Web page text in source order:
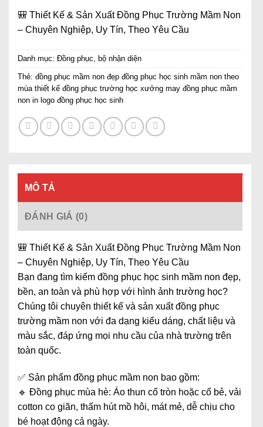
🎒 Thiết Kế & Sản Xuất Đồng Phục Trường Mầm Non
– Chuyên Nghiệp, Uy Tín, Theo Yêu Cầu
Danh mục: Đồng phục, bộ nhận diện
Thẻ: đồng phục mầm non đẹp đồng phục học sinh mầm non theo
mùa thiết kế đồng phục trường học xưởng may đồng phục mầm
non in logo đồng phục học sinh
MÔ TẢ
ĐÁNH GIÁ (0)
🎒 Thiết Kế & Sản Xuất Đồng Phục Trường Mầm Non
– Chuyên Nghiệp, Uy Tín, Theo Yêu Cầu
Bạn đang tìm kiếm đồng phục học sinh mầm non đẹp,
bền, an toàn và phù hợp với hình ảnh trường học?
Chúng tôi chuyên thiết kế và sản xuất đồng phục
trường mầm non với đa dạng kiểu dáng, chất liệu và
màu sắc, đáp ứng mọi nhu cầu của nhà trường trên
toàn quốc.
✅ Sản phẩm đồng phục mầm non bao gồm:
🔹 Đồng phục mùa hè: Áo thun cổ tròn hoặc cổ bẻ, vải
cotton co giãn, thấm hút mồ hôi, mát mẻ, dễ chịu cho
bé hoạt động cả ngày.